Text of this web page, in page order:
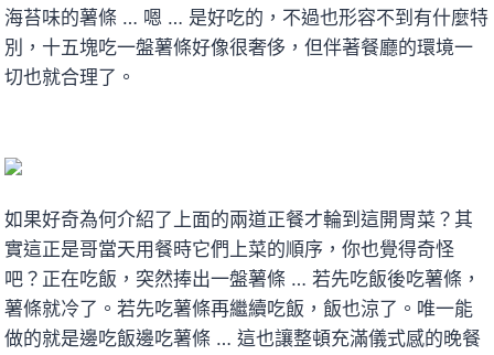
海苔味的薯條 … 嗯 … 是好吃的，不過也形容不到有什麼特
別，十五塊吃一盤薯條好像很奢侈，但伴著餐廳的環境一
切也就合理了。
如果好奇為何介紹了上面的兩道正餐才輪到這開胃菜？其
實這正是哥當天用餐時它們上菜的順序，你也覺得奇怪
吧？正在吃飯，突然捧出一盤薯條 … 若先吃飯後吃薯條，
薯條就冷了。若先吃薯條再繼續吃飯，飯也涼了。唯一能
做的就是邊吃飯邊吃薯條 … 這也讓整頓充滿儀式感的晚餐